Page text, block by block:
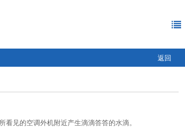
返回
见的空调外机附近产生滴滴答答的水滴。